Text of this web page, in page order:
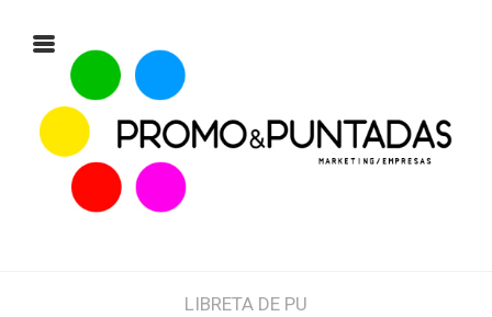
LIBRETA DE PU